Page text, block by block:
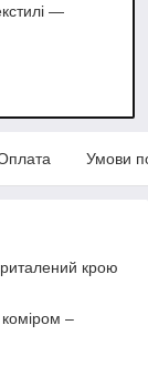
—
Умови
крою
–